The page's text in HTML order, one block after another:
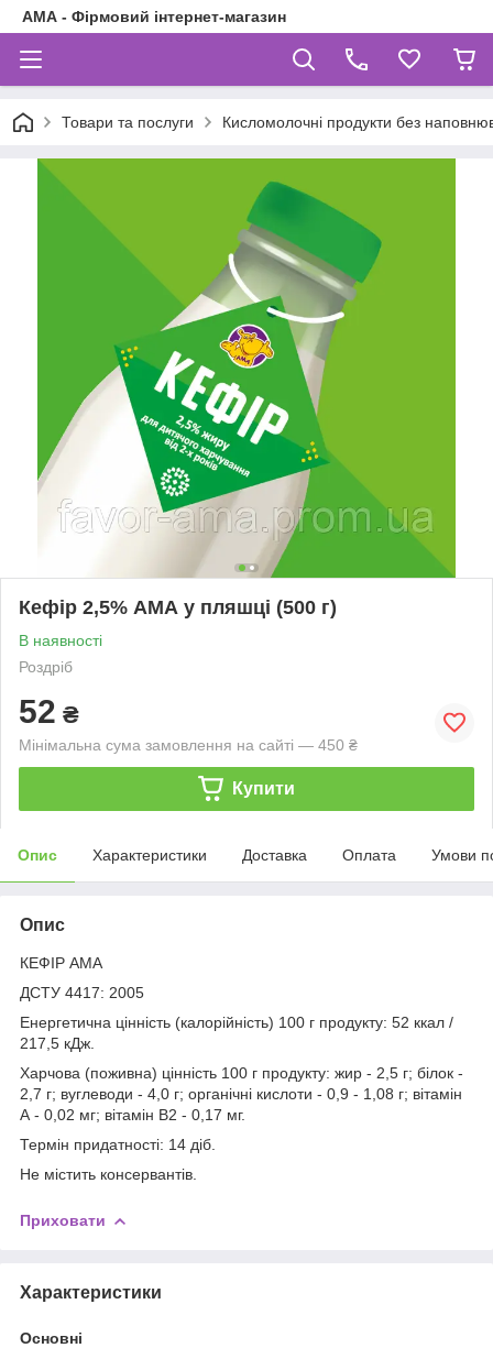
АМА - Фірмовий інтернет-магазин
Товари та послуги Кисломолочні продукти без
Кефір 2,5% АМА у пляшці (500 г)
В наявності
Роздріб
52 ₴
Мінімальна сума замовлення на сайті — 450 ₴
Купити
Опис Характеристики Доставка Оплата Умови
Опис
КЕФІР АМА
ДСТУ 4417: 2005
Енергетична цінність (калорійність) 100 г продукту: 52 ккал /
217,5 кДж.
Харчова (поживна) цінність 100 г продукту: жир - 2,5 г; білок -
2,7 г; вуглеводи - 4,0 г; органічні кислоти - 0,9 - 1,08 г; вітамін
А - 0,02 мг; вітамін В2 - 0,17 мг.
Термін придатності: 14 діб.
Не містить консервантів.
Приховати
Характеристики
Основні